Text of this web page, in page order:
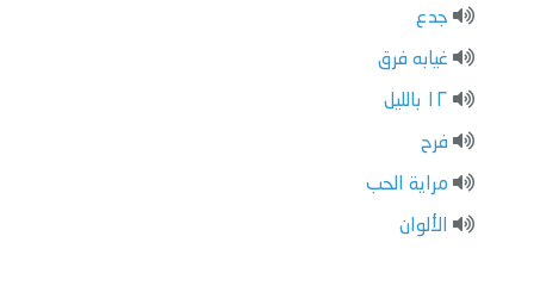
جدع
غيابه فرق
١٢ بالليل
فرح
مراية الحب
الألوان